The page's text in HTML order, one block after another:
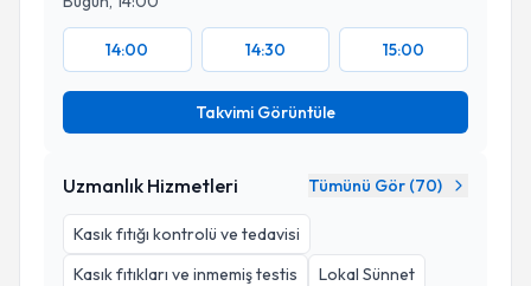
14:00 14:30 15:00
Takvimi Görüntüle
Uzmanlık Hizmetleri Tümünü Gör (70)
Kasık fıtığı kontrolü ve tedavisi
Kasık fıtıkları ve inmemiş testis
Lokal Sünnet